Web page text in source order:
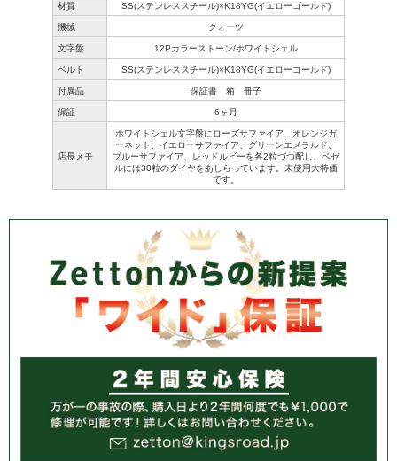
材質 SS(ステンレススチール)×K18YG(イエローゴールド)
機械 クォーツ
文字盤 12Pカラーストーン/ホワイトシェル
ベルト SS(ステンレススチール)×K18YG(イエローゴールド)
付属品 保証書 箱 冊子
保証 6ヶ月
店長メモ
ホワイトシェル文字盤にローズサファイア、オレンジガ
ーネット、イエローサファイア、グリーンエメラルド、
ブルーサファイア、レッドルビーを各2粒づつ配し、ベゼ
ルには30粒のダイヤをあしらっています。未使用大特価
です。